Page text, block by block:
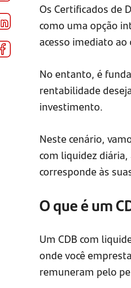
Os Certificados de
como uma opção
acesso imediato ao
No entanto, é
rentabilidade
investimento.
Neste cenário,
com liquidez
corresponde às
O que é um
Um CDB com
onde você
remuneram pelo